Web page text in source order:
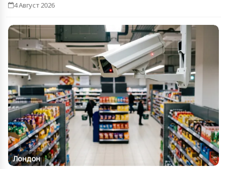
4 Август 2026
Лондон